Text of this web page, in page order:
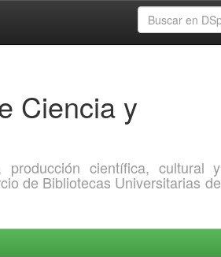
Ciencia y
científica, cultural y
de Bibliotecas Universitarias de